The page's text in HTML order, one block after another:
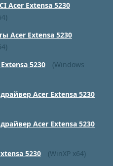
Acer Extensa 5230
Acer Extensa 5230
5230
(Windows
Acer Extensa 5230
Acer Extensa 5230
5230
(WinXP x64)